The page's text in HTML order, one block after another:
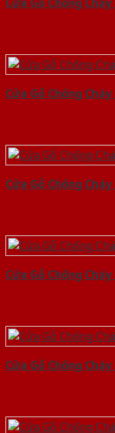
Cửa Gỗ Chống
Cửa Gỗ Chống Cháy
Cửa Gỗ Chống
Cửa Gỗ Chống